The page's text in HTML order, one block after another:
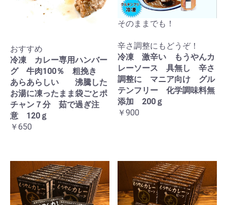
おすすめ
冷凍 カレー専用ハンバー
グ 牛肉100％ 粗挽き
あらあらしい 沸騰した
お湯に凍ったまま袋ごとポ
チャン７分 茹で過ぎ注
意 120ｇ
￥650
そのままでも！
辛さ調整にもどうぞ！
冷凍 激辛い もうやんカ
レーソース 具無し 辛さ
調整に マニア向け グル
テンフリー 化学調味料無
添加 200ｇ
￥900